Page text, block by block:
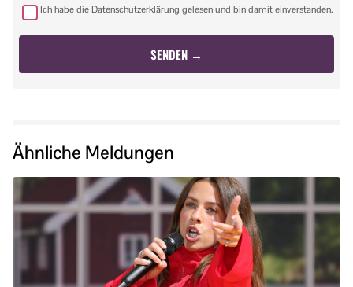
Ich habe die Datenschutzerklärung gelesen und bin damit einverstanden.
Ähnliche Meldungen